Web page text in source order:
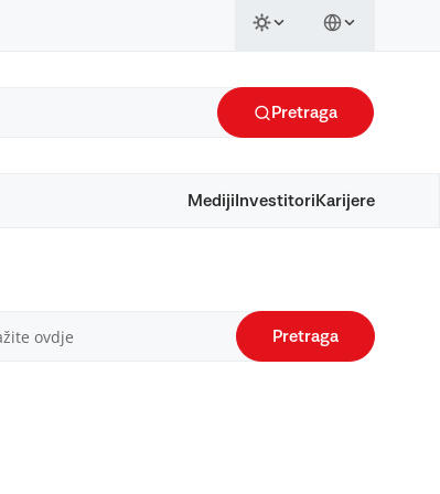
Pretraga
Mediji Investitori Karijere
Pretraga